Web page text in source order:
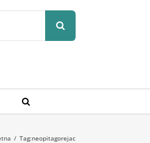
/ Tag:neopitagorejac